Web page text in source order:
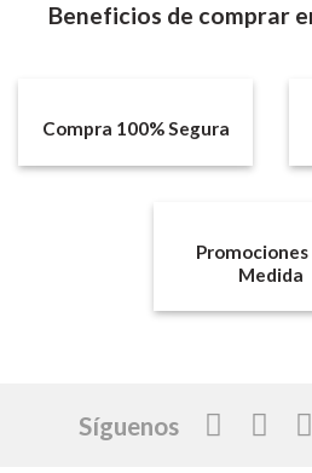
Beneficios de comprar
Compra 100% Segura
Promociones
Medida
Síguenos